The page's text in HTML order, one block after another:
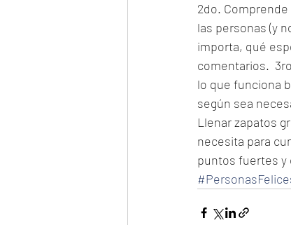
2do.
las personas (y
importa, qué
comentarios.
lo que funciona
según sea
Llenar zapatos
necesita para
puntos fuertes y